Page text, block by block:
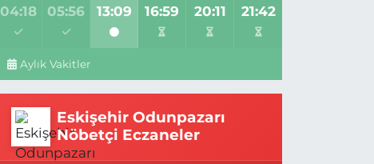
04:18 05:56 13:09 16:59 20:11 21:42
Aylık Vakitler
Eskişehir Odunpazarı
Nöbetçi Eczaneler